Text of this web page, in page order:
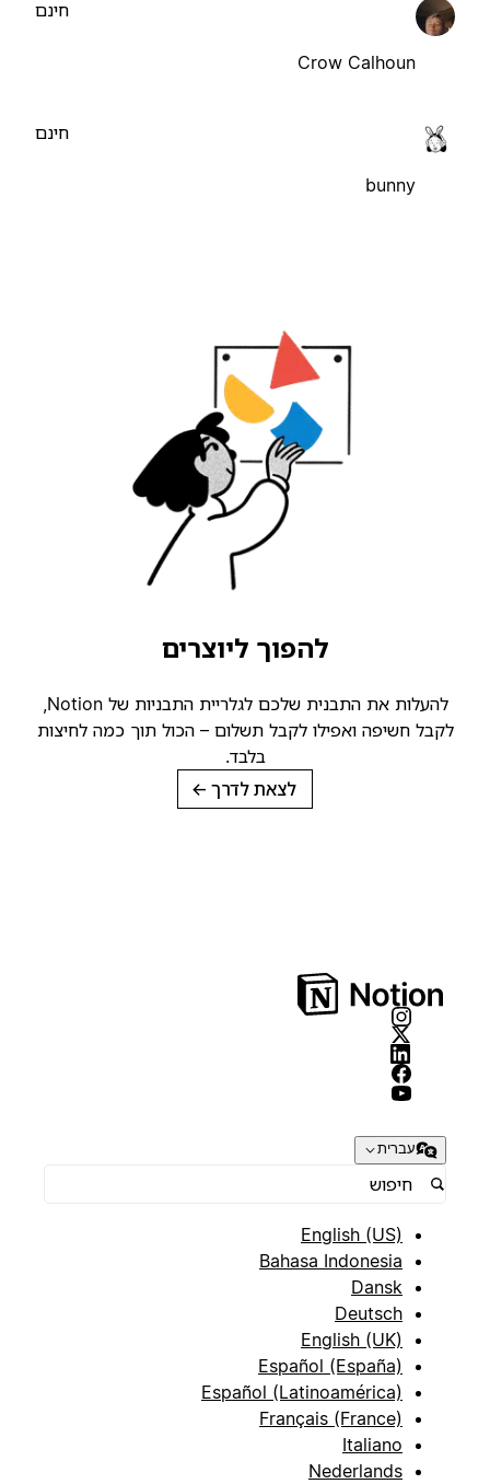
Crow Calhoun
bunny
להפוך ליוצרים
להעלות את התבנית שלכם לגלריית התבניות של Notion,
לקבל חשיפה ואפילו לקבל תשלום – הכול תוך כמה לחיצות
בלבד.
לצאת לדרך→
עברית
English (US)
Bahasa Indonesia
Dansk
Deutsch
English (UK)
Español (España)
Español (Latinoamérica)
Français (France)
Italiano
Nederlands